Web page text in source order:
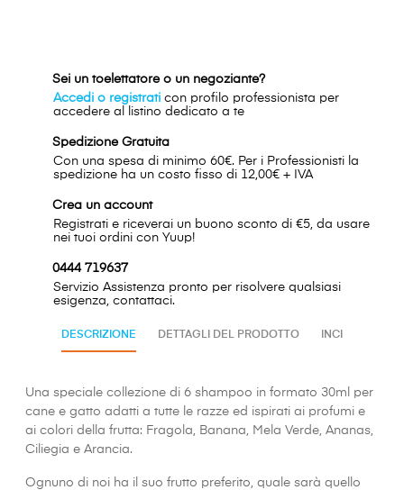
Sei un toelettatore o un negoziante?
Accedi o registrati con profilo professionista per
accedere al listino dedicato a te
Spedizione Gratuita
Con una spesa di minimo 60€. Per i Professionisti la
spedizione ha un costo fisso di 12,00€ + IVA
Crea un account
Registrati e riceverai un buono sconto di €5, da usare
nei tuoi ordini con Yuup!
0444 719637
Servizio Assistenza pronto per risolvere qualsiasi
esigenza, contattaci.
DESCRIZIONE DETTAGLI DEL PRODOTTO INCI
Una speciale collezione di 6 shampoo in formato 30ml per
cane e gatto adatti a tutte le razze ed ispirati ai profumi e
ai colori della frutta: Fragola, Banana, Mela Verde, Ananas,
Ciliegia e Arancia.
Ognuno di noi ha il suo frutto preferito, quale sarà quello